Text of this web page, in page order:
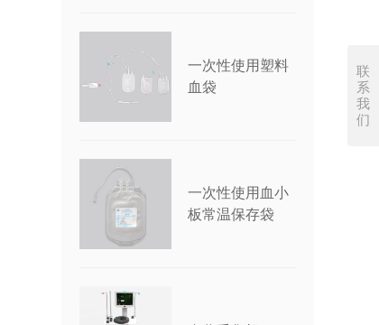
一次性使用塑料
血袋
一次性使用血小
板常温保存袋
联
系
我
们